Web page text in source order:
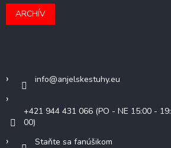
ARCHÍV
info@anjelskestuhy.eu
+421 944 431 066 (PO - NE 15:00 - 19:
00)
Staňte sa fanúšikom